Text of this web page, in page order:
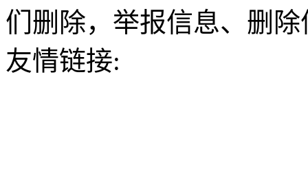
们删除，举报信息、删
友情链接: